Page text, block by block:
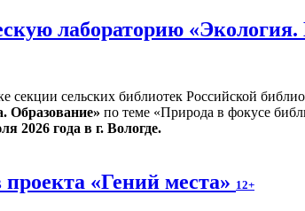
лабораторию «Экология.
секции сельских библиотек Российской
Образование» по теме «Природа в фокусе
2026 года в г. Вологде.
«Гений места» 12+